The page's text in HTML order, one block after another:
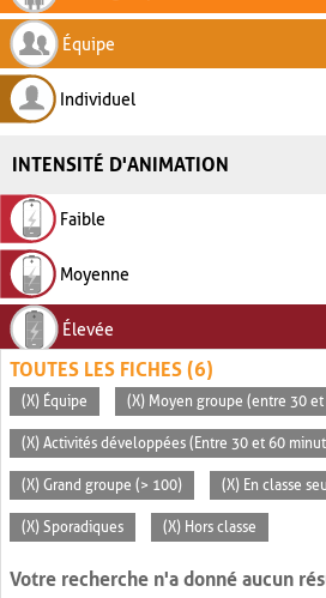
Équipe
Individuel
INTENSITÉ D'ANIMATION
Faible
Moyenne
Élevée
TOUTES LES FICHES (6)
(X) Équipe (X) Moyen groupe (entre 30
(X) Activités développées (Entre 30 et 60
(X) Grand groupe (> 100) (X) En classe
(X) Sporadiques (X) Hors classe
Votre recherche n'a donné aucun